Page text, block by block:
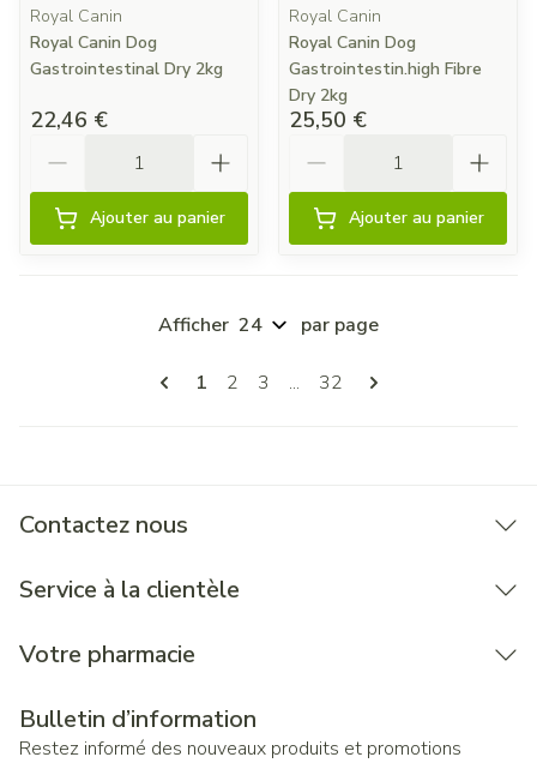
Royal Canin
Royal Canin Dog
Gastrointestinal Dry 2kg
22,46 €
Ajouter au panier
Royal Canin
Royal Canin Dog
Gastrointestin.high Fibre
Dry 2kg
25,50 €
Ajouter au panier
Pages
Vous lisez actuellement la page
1 Page
2 Page
3 ... Page
32
Afficher par page
Contactez nous
Service à la clientèle
Votre pharmacie
Bulletin d’information
Restez informé des nouveaux produits et promotions